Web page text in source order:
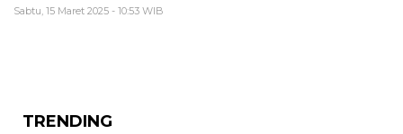
Sabtu, 15 Maret 2025 - 10:53 WIB
TRENDING